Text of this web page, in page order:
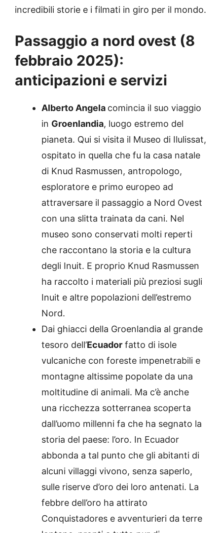
incredibili storie e i filmati in giro per il mondo.
Passaggio a nord ovest (8
febbraio 2025):
anticipazioni e servizi
Alberto Angela comincia il suo viaggio
in Groenlandia, luogo estremo del
pianeta. Qui si visita il Museo di Ilulissat,
ospitato in quella che fu la casa natale
di Knud Rasmussen, antropologo,
esploratore e primo europeo ad
attraversare il passaggio a Nord Ovest
con una slitta trainata da cani. Nel
museo sono conservati molti reperti
che raccontano la storia e la cultura
degli Inuit. E proprio Knud Rasmussen
ha raccolto i materiali più̀ preziosi sugli
Inuit e altre popolazioni dell’estremo
Nord.
Dai ghiacci della Groenlandia al grande
tesoro dell’Ecuador fatto di isole
vulcaniche con foreste impenetrabili e
montagne altissime popolate da una
moltitudine di animali. Ma c’è anche
una ricchezza sotterranea scoperta
dall’uomo millenni fa che ha segnato la
storia del paese: l’oro. In Ecuador
abbonda a tal punto che gli abitanti di
alcuni villaggi vivono, senza saperlo,
sulle riserve d’oro dei loro antenati. La
febbre dell’oro ha attirato
Conquistadores e avventurieri da terre